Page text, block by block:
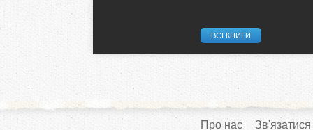
ВСІ КНИГИ
Про нас